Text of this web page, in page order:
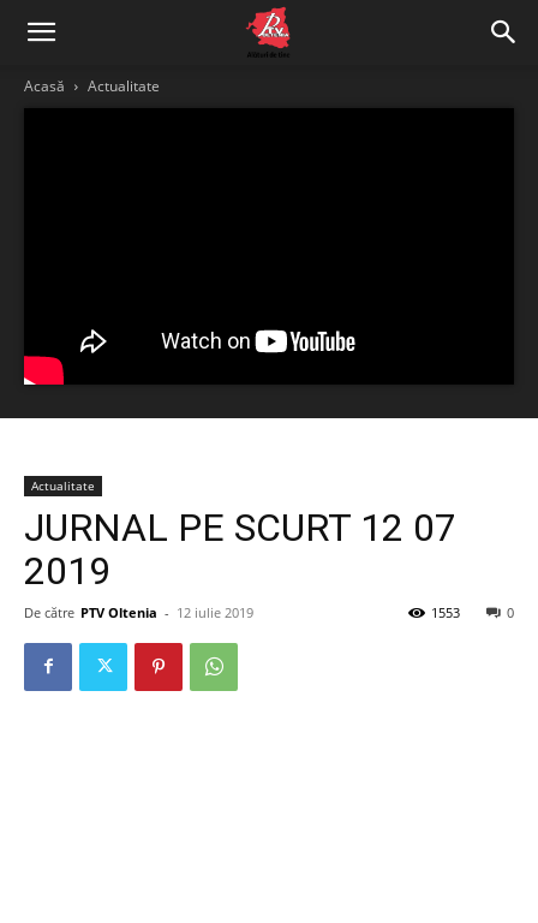
Acasă Actualitate
Actualitate
JURNAL PE SCURT 12 07
2019
De către PTV Oltenia - 12 iulie 2019 0
1553